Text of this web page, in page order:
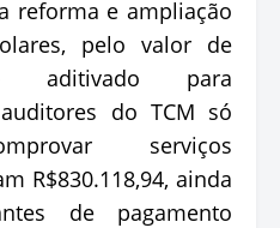
reforma e ampliação
pelo valor de
e aditivado para
auditores do TCM só
serviços
R$830.118,94, ainda
de pagamento